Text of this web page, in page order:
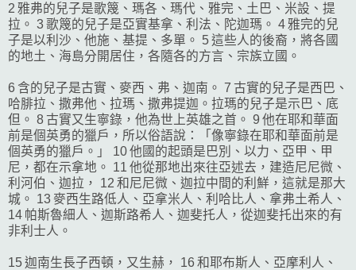
2 雅弗的兒子是歌篾、瑪各、瑪代、雅完、土巴、米設、提
拉。 3 歌篾的兒子是亞實基拿、利法、陀迦瑪。 4 雅完的兒
子是以利沙、他施、基提、多單。 5 這些人的後裔，將各國
的地土、海島分開居住，各隨各的方言、宗族立國。
6 含的兒子是古實、麥西、弗、迦南。 7 古實的兒子是西巴、
哈腓拉、撒弗他、拉瑪、撒弗提迦。拉瑪的兒子是示巴、底
但。 8 古實又生寧錄，他為世上英雄之首。 9 他在耶和華面
前是個英勇的獵戶，所以俗語說：「像寧錄在耶和華面前是
個英勇的獵戶。」 10 他國的起頭是巴別、以力、亞甲、甲
尼，都在示拿地。 11 他從那地出來往亞述去，建造尼尼微、
利河伯、迦拉， 12 和尼尼微、迦拉中間的利鮮，這就是那大
城。 13 麥西生路低人、亞拿米人、利哈比人、拿弗土希人、
14 帕斯魯細人、迦斯路希人、迦斐托人，從迦斐托出來的有
非利士人。
15 迦南生長子西頓，又生赫， 16 和耶布斯人、亞摩利人、